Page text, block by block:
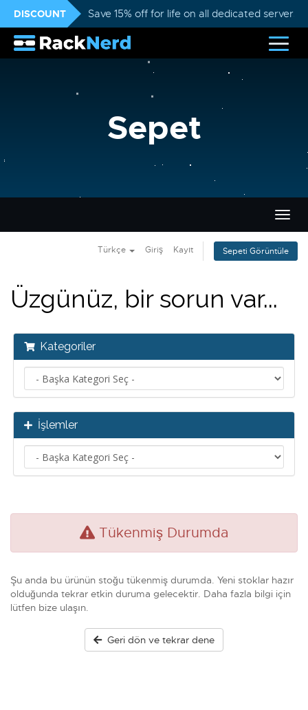
DISCOUNT Save 15% off for life on all dedicated servers
Sepet
Türkçe Giriş Kayıt Sepeti Görüntüle
Üzgünüz, bir sorun var...
Kategoriler
İşlemler
Tükenmiş Durumda
Şu anda bu ürünün stoğu tükenmiş durumda. Yeni stoklar hazır
olduğunda tekrar etkin duruma gelecektir. Daha fazla bilgi için
lütfen bize ulaşın.
Geri dön ve tekrar dene